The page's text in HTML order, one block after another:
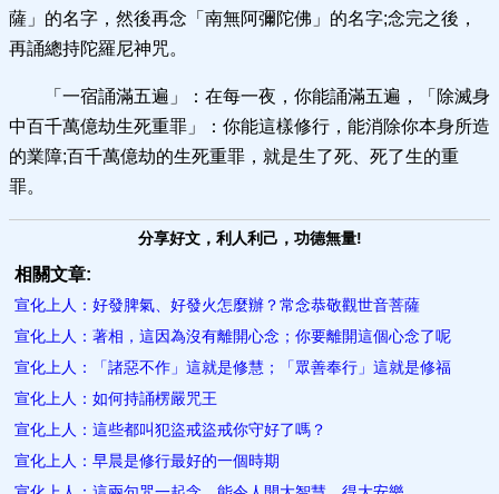
薩」的名字，然後再念「南無阿彌陀佛」的名字;念完之後，
再誦總持陀羅尼神咒。
「一宿誦滿五遍」：在每一夜，你能誦滿五遍，「除滅身
中百千萬億劫生死重罪」：你能這樣修行，能消除你本身所造
的業障;百千萬億劫的生死重罪，就是生了死、死了生的重
罪。
分享好文，利人利己，功德無量!
相關文章:
宣化上人：好發脾氣、好發火怎麼辦？常念恭敬觀世音菩薩
宣化上人：著相，這因為沒有離開心念；你要離開這個心念了呢
宣化上人：「諸惡不作」這就是修慧；「眾善奉行」這就是修福
宣化上人：如何持誦楞嚴咒王
宣化上人：這些都叫犯盜戒盜戒你守好了嗎？
宣化上人：早晨是修行最好的一個時期